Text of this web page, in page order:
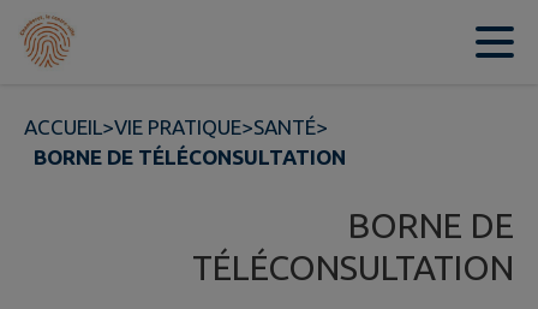
Contenu
ACCUEIL>VIE PRATIQUE>SANTÉ>
BORNE DE TÉLÉCONSULTATION
BORNE DE
TÉLÉCONSULTATION